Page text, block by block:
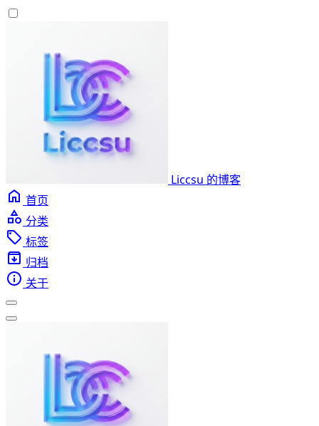
Liccsu 的博客
首页
分类
标签
归档
关于